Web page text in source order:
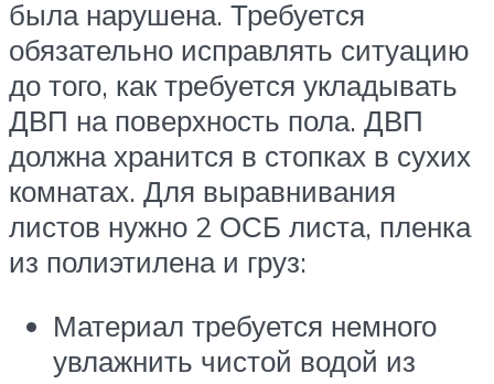
была нарушена. Требуется
обязательно исправлять ситуацию
до того, как требуется укладывать
ДВП на поверхность пола. ДВП
должна хранится в стопках в сухих
комнатах. Для выравнивания
листов нужно 2 ОСБ листа, пленка
из полиэтилена и груз:
Материал требуется немного
увлажнить чистой водой из